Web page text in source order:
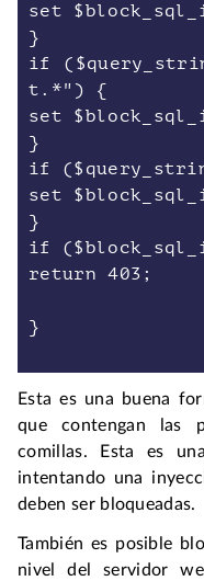
set
}
if
t.*") {
set
}
if
set
}
if
return 403;
Esta es una buena
que contengan las
comillas. Esta es
intentando una
deben ser bloqueadas.
También es posible
nivel del servidor